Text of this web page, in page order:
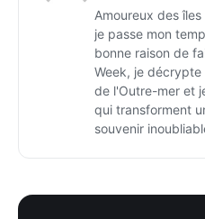
Amoureux des
je passe mon
bonne raison de
Week, je
de l'Outre-mer et
qui transforment
souvenir